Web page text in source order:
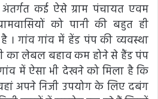
कई ऐसे ग्राम पंचायत एवम
को पानी की बहुत ही
। गांव गांव में हेंड पंप की व्यवस्था
का लेबल बहाव कम होने से हैंड पंप
में ऐसा भी देखने को मिला है कि
अपने निजी उपयोग के लिए दबंग